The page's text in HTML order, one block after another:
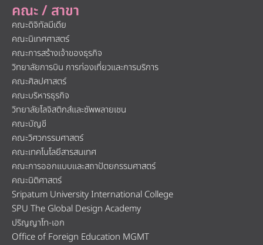
คณะ / สาขา
คณะดิจิทัลมีเดีย
คณะนิเทศศาสตร์
คณะการสร้างเจ้าของธุรกิจ
วิทยาลัยการบิน การท่องเที่ยวและการบริการ
คณะศิลปศาสตร์
คณะบริหารธุรกิจ
วิทยาลัยโลจิสติกส์และซัพพลายเชน
คณะบัญชี
คณะวิศวกรรมศาสตร์
คณะเทคโนโลยีสารสนเทศ
คณะการออกแบบและสถาปัตยกรรมศาสตร์
คณะนิติศาสตร์
Sripatum University International College
SPU The Global Design Academy
ปริญญาโท-เอก
Office of Foreign Education MGMT